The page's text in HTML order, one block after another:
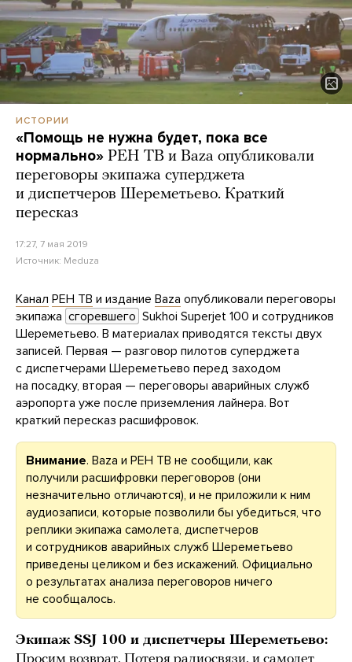
ИСТОРИИ
«Помощь не нужна будет, пока все
нормально» РЕН ТВ и Baza опубликовали
переговоры экипажа суперджета
и диспетчеров Шереметьево. Краткий
пересказ
17:27, 7 мая 2019
Источник: Meduza
Канал РЕН ТВ и издание Baza опубликовали переговоры
экипажа сгоревшего Sukhoi Superjet 100 и сотрудников
Шереметьево. В материалах приводятся тексты двух
записей. Первая — разговор пилотов суперджета
с диспетчерами Шереметьево перед заходом
на посадку, вторая — переговоры аварийных служб
аэропорта уже после приземления лайнера. Вот
краткий пересказ расшифровок.
Внимание. Baza и РЕН ТВ не сообщили, как
получили расшифровки переговоров (они
незначительно отличаются), и не приложили к ним
аудиозаписи, которые позволили бы убедиться, что
реплики экипажа самолета, диспетчеров
и сотрудников аварийных служб Шереметьево
приведены целиком и без искажений. Официально
о результатах анализа переговоров ничего
не сообщалось.
Экипаж SSJ 100 и диспетчеры Шереметьево: